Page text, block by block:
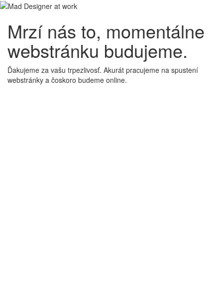
Mrzí nás to, momentálne
webstránku budujeme.
Ďakujeme za vašu trpezlivosť. Akurát pracujeme na spustení
webstránky a čoskoro budeme online.